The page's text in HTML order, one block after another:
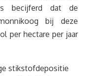
becijferd dat de
bij deze
per hectare per jaar
stikstofdepositie